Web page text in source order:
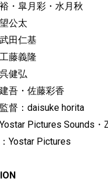
・皐月彩・水月秋
公太
田仁基
藤義隆
健弘
吾・佐藤彩香
督：daisuke horita
Pictures Sounds・
Yostar Pictures